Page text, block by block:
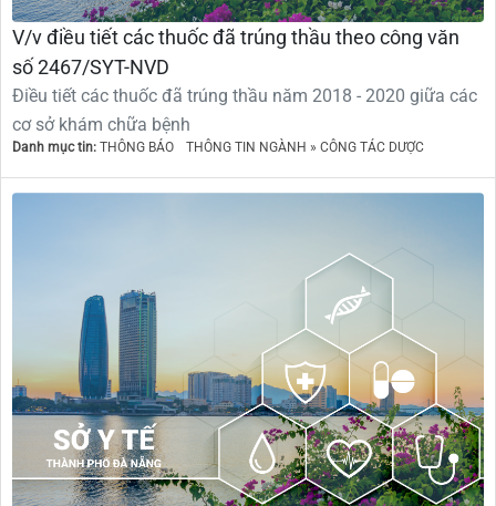
V/v điều tiết các thuốc đã trúng thầu theo công văn
số 2467/SYT-NVD
Điều tiết các thuốc đã trúng thầu năm 2018 - 2020 giữa các
cơ sở khám chữa bệnh
Danh mục tin: THÔNG BÁO THÔNG TIN NGÀNH » CÔNG TÁC DƯỢC